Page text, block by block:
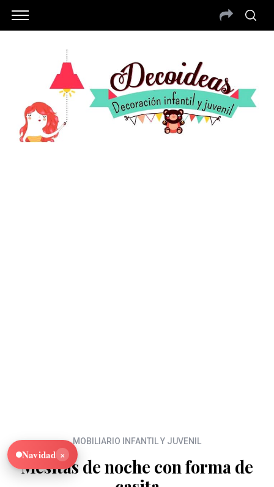
MOBILIARIO INFANTIL Y JUVENIL
Mesitas de noche con forma de
Navidad ×